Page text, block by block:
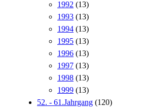
1992 (13)
1993 (13)
1994 (13)
1995 (13)
1996 (13)
1997 (13)
1998 (13)
1999 (13)
52. - 61.Jahrgang (120)